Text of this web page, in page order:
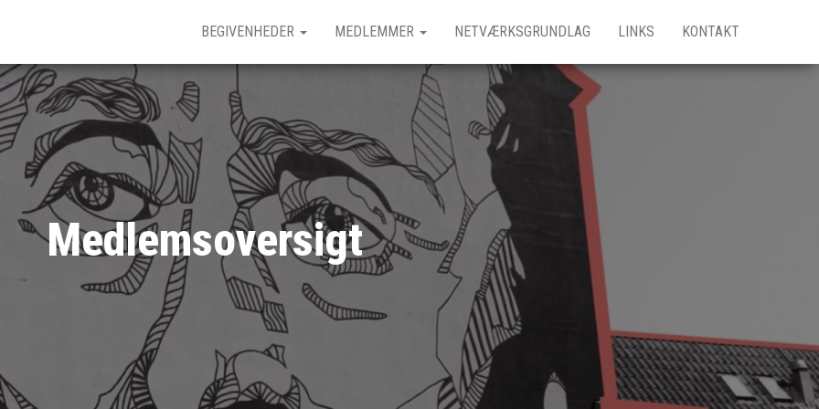
BEGIVENHEDER MEDLEMMER NETVÆRKSGRUNDLAG LINKS KONTAKT
Medlemsoversigt